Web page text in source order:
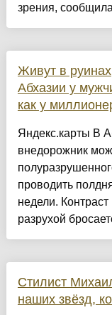
зрения,
Живут в
Абхазии у
как у
Яндекс.карты В
внедорожник
проводить
недели.
разрухой
Стилист
наших звёзд,